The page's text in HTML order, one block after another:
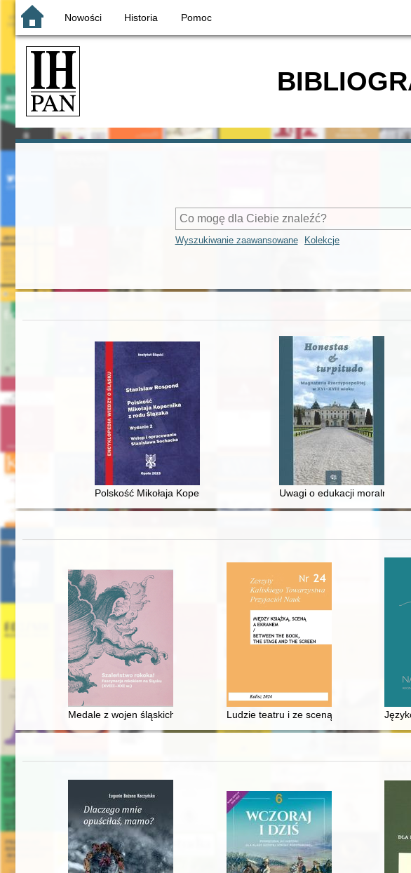
Nowości Historia Pomoc
Wyszukiwanie zaawansowane Kolekcje
Polskość Mikołaja Kopernika z rodu ŚlązakaUwagi o edukacji moralnej
Medale z wojen śląskich Ludzie teatru i ze sceną związani w